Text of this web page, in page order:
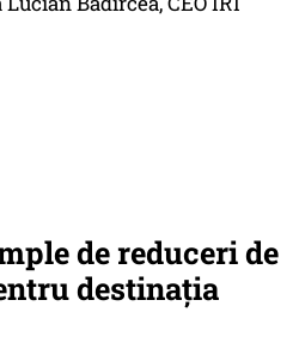
de reduceri de
destinația